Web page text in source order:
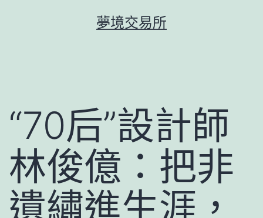
夢境交易所
“70后”設計師
林俊億：把非
遺繡進生涯，